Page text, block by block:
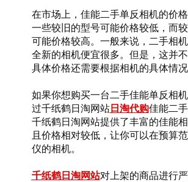
在市场上，佳能二手单反相机的价格
一些较旧的型号可能价格较低，而
可能价格较高。一般来说，二手相
全新的相机便宜很多。但是，这并不
具体价格还需要根据相机的具体情况
如果你想购买一台二手佳能单反相
过千纸鹤日淘网站日淘代购佳能二
千纸鹤日淘网站提供了丰富的佳能
且价格相对较低，让你可以在预算
仪的相机。
千纸鹤日淘网站对上架的商品进行